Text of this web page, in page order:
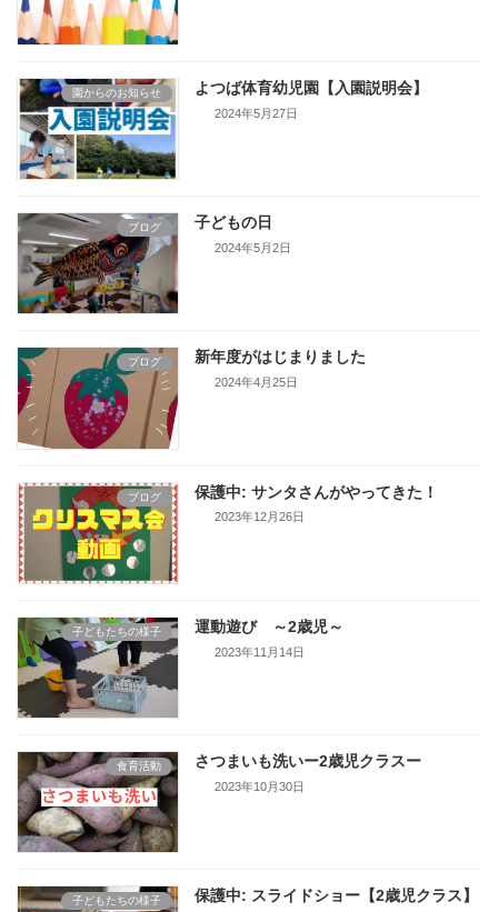
園からのお知らせ よつば体育幼児園【入園説明会】
2024年5月27日
ブログ 子どもの日
2024年5月2日
ブログ 新年度がはじまりました
2024年4月25日
ブログ 保護中: サンタさんがやってきた！
2023年12月26日
子どもたちの様子 運動遊び ～2歳児～
2023年11月14日
食育活動 さつまいも洗いー2歳児クラスー
2023年10月30日
子どもたちの様子 保護中: スライドショー【2歳児クラス】